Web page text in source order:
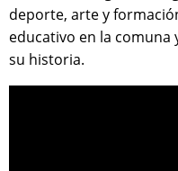
deporte, arte y
educativo en la
su historia.